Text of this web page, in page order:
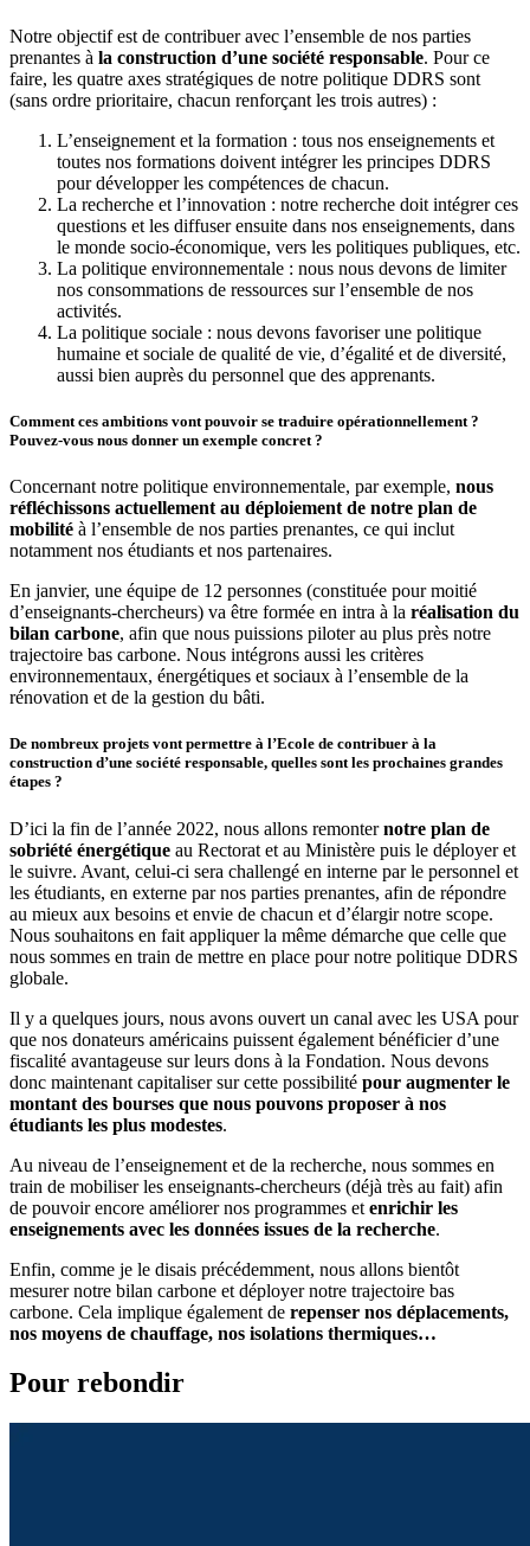
Notre objectif est de contribuer avec l’ensemble de nos parties
prenantes à la construction d’une société responsable. Pour ce
faire, les quatre axes stratégiques de notre politique DDRS sont
(sans ordre prioritaire, chacun renforçant les trois autres) :
L’enseignement et la formation : tous nos enseignements et
toutes nos formations doivent intégrer les principes DDRS
pour développer les compétences de chacun.
La recherche et l’innovation : notre recherche doit intégrer ces
questions et les diffuser ensuite dans nos enseignements, dans
le monde socio-économique, vers les politiques publiques, etc.
La politique environnementale : nous nous devons de limiter
nos consommations de ressources sur l’ensemble de nos
activités.
La politique sociale : nous devons favoriser une politique
humaine et sociale de qualité de vie, d’égalité et de diversité,
aussi bien auprès du personnel que des apprenants.
Comment ces ambitions vont pouvoir se traduire opérationnellement ?
Pouvez-vous nous donner un exemple concret ?
Concernant notre politique environnementale, par exemple, nous
réfléchissons actuellement au déploiement de notre plan de
mobilité à l’ensemble de nos parties prenantes, ce qui inclut
notamment nos étudiants et nos partenaires.
En janvier, une équipe de 12 personnes (constituée pour moitié
d’enseignants-chercheurs) va être formée en intra à la réalisation du
bilan carbone, afin que nous puissions piloter au plus près notre
trajectoire bas carbone. Nous intégrons aussi les critères
environnementaux, énergétiques et sociaux à l’ensemble de la
rénovation et de la gestion du bâti.
De nombreux projets vont permettre à l’Ecole de contribuer à la
construction d’une société responsable, quelles sont les prochaines grandes
étapes ?
D’ici la fin de l’année 2022, nous allons remonternotre plan de
sobriété énergétique au Rectorat et au Ministère puis le déployer et
le suivre. Avant, celui-ci sera challengé en interne par le personnel et
les étudiants, en externe par nos parties prenantes, afin de répondre
au mieux aux besoins et envie de chacun et d’élargir notre scope.
Nous souhaitons en fait appliquer la même démarche que celle que
nous sommes en train de mettre en place pour notre politique DDRS
globale.
Il y a quelques jours, nous avons ouvert un canal avec les USA pour
que nos donateurs américains puissent également bénéficier d’une
fiscalité avantageuse sur leurs dons à la Fondation. Nous devons
donc maintenant capitaliser sur cette possibilité pour augmenter le
montant des bourses que nous pouvons proposer à nos
étudiants les plus modestes.
Au niveau de l’enseignement et de la recherche, nous sommes en
train de mobiliser les enseignants-chercheurs (déjà très au fait) afin
de pouvoir encore améliorer nos programmes et enrichir les
enseignements avec les données issues de la recherche.
Enfin, comme je le disais précédemment, nous allons bientôt
mesurer notre bilan carbone et déployer notre trajectoire bas
carbone. Cela implique également de repenser nos déplacements,
nos moyens de chauffage, nos isolations thermiques…
Pour rebondir